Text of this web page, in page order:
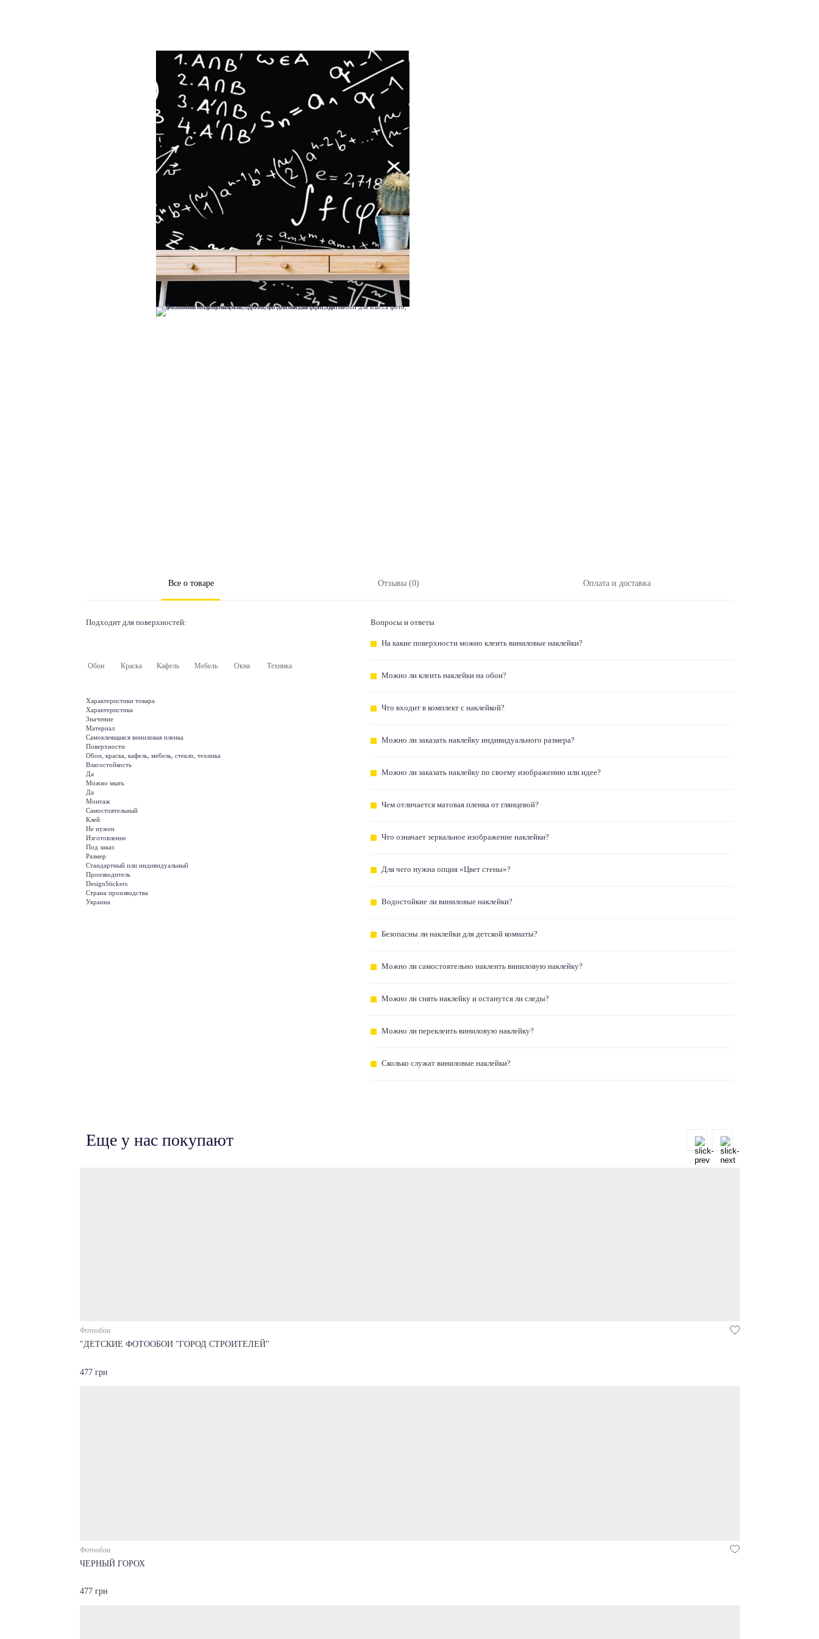
Все о товаре Отзывы (0) Оплата и доставка
Подходит для поверхностей:
Обои Краска Кафель Мебель Окна Техника
Характеристики товара
Характеристика
Значение
Материал
Самоклеящаяся виниловая пленка
Поверхности
Обои, краска, кафель, мебель, стекло, техника
Влагостойкость
Да
Можно мыть
Да
Монтаж
Самостоятельный
Клей
Не нужен
Изготовление
Под заказ
Размер
Стандартный или индивидуальный
Производитель
DesignStickers
Страна производства
Украина
Вопросы и ответы
На какие поверхности можно клеить виниловые наклейки?
Можно ли клеить наклейки на обои?
Что входит в комплект с наклейкой?
Можно ли заказать наклейку индивидуального размера?
Можно ли заказать наклейку по своему изображению или идее?
Чем отличается матовая пленка от глянцевой?
Что означает зеркальное изображение наклейки?
Для чего нужна опция «Цвет стены»?
Водостойкие ли виниловые наклейки?
Безопасны ли наклейки для детской комнаты?
Можно ли самостоятельно наклеить виниловую наклейку?
Можно ли снять наклейку и останутся ли следы?
Можно ли переклеить виниловую наклейку?
Сколько служат виниловые наклейки?
Еще у нас покупают
Фотообои
"ДЕТСКИЕ ФОТООБОИ "ГОРОД СТРОИТЕЛЕЙ"
477 грн
Фотообои
ЧЕРНЫЙ ГОРОХ
477 грн